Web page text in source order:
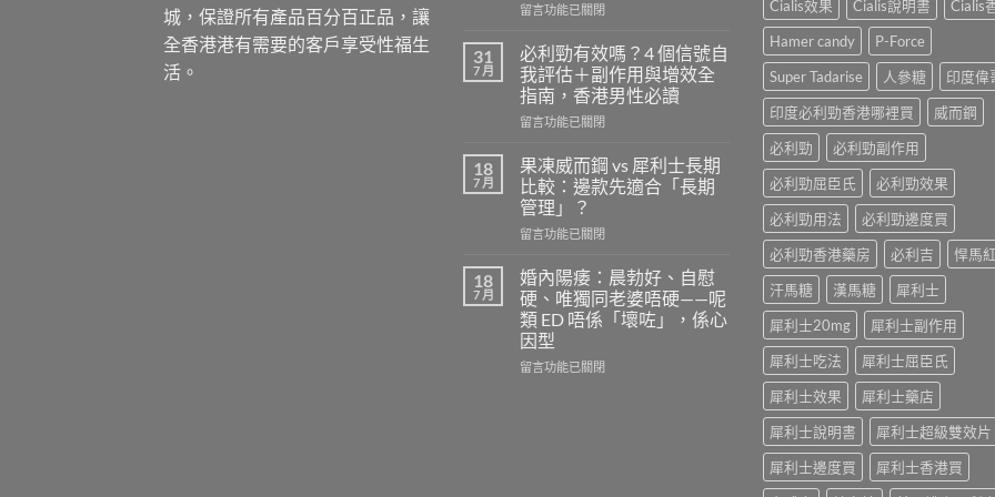
城，保證所有產品百分百正品，讓
全香港港有需要的客戶享受性福生
活。
在
威
壯
的
安
全
量
是
多
少？
完
指
南：
香
港
男
性
留言功能已關閉
31
7 月
必利勁有效嗎？4 個信號自
我評估＋副作用與增效全
指南，香港男性必讀
在
利
勁
有
效
嗎？
個
信
號
自
我
評
留言功能已關閉
18
7 月
果凍威而鋼 vs 犀利士長期
比較：邊款先適合「長期
管理」？
在
凍
威
而
鋼
vs
犀
留言功能已關閉
18
7 月
婚內陽痿：晨勃好、自慰
硬、唯獨同老婆唔硬——呢
類 ED 唔係「壞咗」，係心
因型
在
留言功能已關閉
Cialis效果
Cialis說明書
Cialis
Hamer candy
P-Force
Super Tadarise
人參糖
印度偉
印度必利勁香港哪裡買
威而鋼
必利勁
必利勁副作用
必利勁屈臣氏
必利勁效果
必利勁用法
必利勁邊度買
必利勁香港藥房
必利吉
悍馬
汗馬糖
漢馬糖
犀利士
犀利士20mg
犀利士副作用
犀利士吃法
犀利士屈臣氏
犀利士效果
犀利士藥店
犀利士說明書
犀利士超級雙效片
犀利士邊度買
犀利士香港買